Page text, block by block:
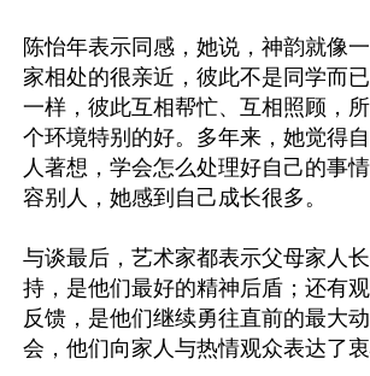
陈怡年表示同感，她说，神韵就像
家相处的很亲近，彼此不是同学而
一样，彼此互相帮忙、互相照顾，
个环境特别的好。多年来，她觉得
人著想，学会怎么处理好自己的事
容别人，她感到自己成长很多。
与谈最后，艺术家都表示父母家人
持，是他们最好的精神后盾；还有
反馈，是他们继续勇往直前的最大
会，他们向家人与热情观众表达了衷